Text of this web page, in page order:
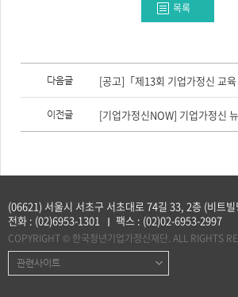
목록
이
다
다음글
이전글 [기업가정신NOW] 기업가정신
(06621) 서울시 서초구 서초대로 74길 33, 2층 (비트빌
전화 : (02)6953-1301 팩스 : (02)02-6953-2997
COPYRIGHT © 한국청년기업가정신재단. ALL RIGHTS